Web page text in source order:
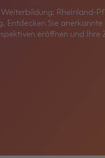
Rheinland-
Entdecken Sie
eröffnen und Ihre